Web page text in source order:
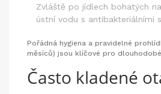
Zvláště po jídlech bohatých
ústní vodu s antibakteriálními
Pořádná hygiena a pravidelné
měsíců) jsou klíčové pro
Často kladené